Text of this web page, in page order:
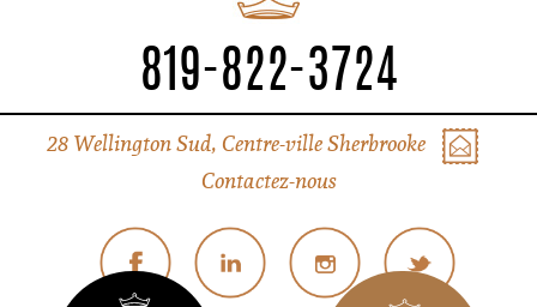
819-822-3724
28 Wellington Sud, Centre-ville Sherbrooke
Contactez-nous